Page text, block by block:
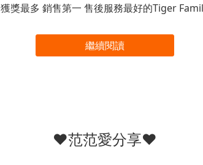
獲獎最多 銷售第一 售後服務最好的Tiger
繼續閱讀
❤范范愛分享❤